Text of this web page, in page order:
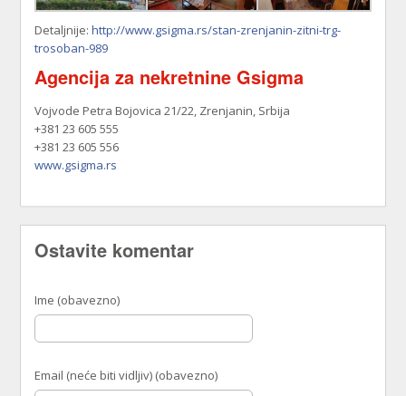
Detaljnije:http://www.gsigma.rs/stan-zrenjanin-zitni-trg-
trosoban-989
Agencija za nekretnine Gsigma
Vojvode Petra Bojovica 21/22, Zrenjanin, Srbija
+381 23 605 555
+381 23 605 556
www.gsigma.rs
Ostavite komentar
Ime (obavezno)
Email (neće biti vidljiv) (obavezno)